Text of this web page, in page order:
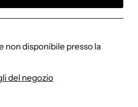
non disponibile presso la
del negozio